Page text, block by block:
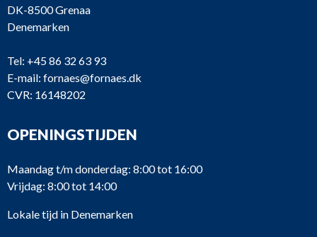
DK-8500 Grenaa
Denemarken
Tel: +45 86 32 63 93
E-mail: fornaes@fornaes.dk
CVR: 16148202
OPENINGSTIJDEN
Maandag t/m donderdag: 8:00 tot 16:00
Vrijdag: 8:00 tot 14:00
Lokale tijd in Denemarken